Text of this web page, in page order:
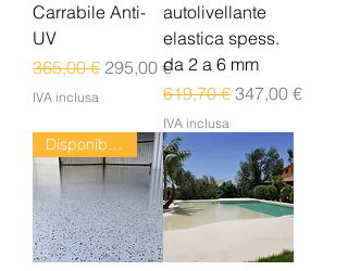
Carrabile Anti-
UV
Prezzo regolare
365,00 € Prezzo scontato
295,00 €
IVA inclusa
autolivellante
elastica spess.
da 2 a 6 mm
Prezzo regolare
619,70 € Prezzo scontato
347,00 €
IVA inclusa
Disponibile dal 24/08